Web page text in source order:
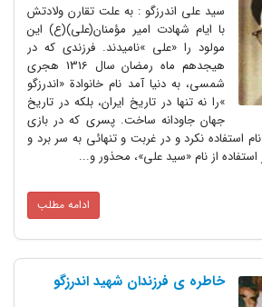
سید علی اندرزگو : به علت تقارن ولادتش
با ایام شهادت امیر مؤمنان(علی)(ع) این
مولود را «علی »نامیدند. فرزندی که در
هیجدهم ماه رمضان سال 1316 هجری
شمسی، به دنیا آمد نام خانوادة «اندرزگو
»را نه تنها در تاریخ ایران، بلکه در تاریخ
جهان جاودانه ساخت. پسری که در بازی
نکرد و در غربت و تنهائی به سر برد و
از نام «سید علی»، محذور و...
ادامه مطلب
خاطره ی فرزندان شهید اندرزگو